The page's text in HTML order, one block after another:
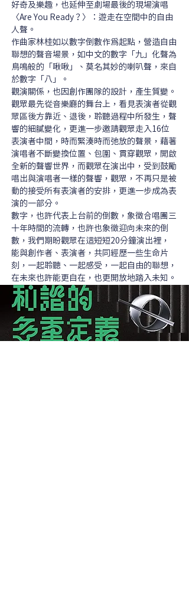
好奇及樂趣，也延伸至劇場最後的現場演唱
〈Are You Ready？〉：遊走在空間中的自由
人聲。
作曲家林桂如以數字倒數作爲起點，營造自由
聯想的聲音場景，如中文的數字「九」化聲為
鳥鳴般的「啾啾」、莫名其妙的喇叭聲，來自
於數字「八」。
觀演關係，也因創作團隊的設計，產生質變。
觀眾最先從音樂廳的舞台上，看見表演者從觀
眾區後方靠近、退後，聆聽過程中所發生，聲
響的細膩變化，更進一步邀請觀眾走入16位
表演者中間，時而緊湊時而弛放的聲景，藉著
演唱者不斷變換位置、包圍、貫穿觀眾，開啟
全新的聲響世界，而觀眾在演出中，受到鼓勵
唱出與演唱者一樣的聲響，觀眾，不再只是被
動的接受所有表演者的安排，更進一步成為表
演的一部分。
數字，也許代表上台前的倒數，象徵合唱團三
十年時間的流轉，也許也象徵迎向未來的倒
數，我們期盼觀眾在這短短20分鐘演出裡，
能與創作者、表演者，共同經歷一些生命片
刻，一起聆聽、一起感受，一起自由的聯想，
在未來也許能更自在，也更開放地踏入未知。